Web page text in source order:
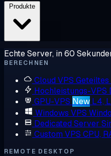
Echte Server, in 60
BERECHNEN
Cloud VPS Geteiltes
Hochleistungs-VPS
GPU-VPS New L4,
Windows VPS
Dedicated Server
Custom VPS CPU,
REMOTE DESKTOP